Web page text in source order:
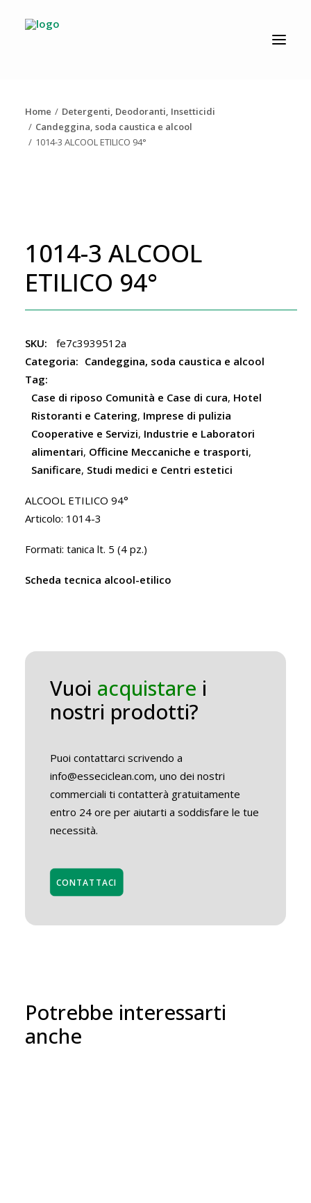
AZIENDA
NEWS
Ricerca
Home
Detergenti, Deodoranti, Insetticidi
Candeggina, soda caustica e alcool
1014-3 ALCOOL ETILICO 94°
1014-3 ALCOOL
ETILICO 94°
SKU:
fe7c3939512a
Categoria: Candeggina, soda caustica e alcool
Tag:
Case di riposo Comunità e Case di cura, Hotel
Ristoranti e Catering, Imprese di pulizia
Cooperative e Servizi, Industrie e Laboratori
alimentari, Officine Meccaniche e trasporti,
Sanificare, Studi medici e Centri estetici
ALCOOL ETILICO 94°
Articolo: 1014-3
Formati: tanica lt. 5 (4 pz.)
Scheda tecnica alcool-etilico
Vuoi acquistare i
nostri prodotti?
Puoi contattarci scrivendo a
info@esseciclean.com, uno dei nostri
commerciali ti contatterà gratuitamente
entro 24 ore per aiutarti a soddisfare le tue
necessità.
CONTATTACI
Potrebbe interessarti
anche